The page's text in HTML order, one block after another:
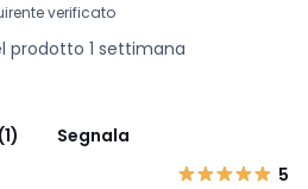
verificato
prodotto 1 settimana
Segnala
5